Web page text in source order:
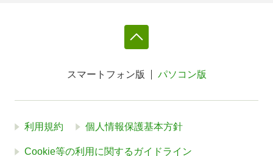
スマートフォン版 パソコン版
利用規約 個人情報保護基本方針
Cookie等の利用に関するガイドライン